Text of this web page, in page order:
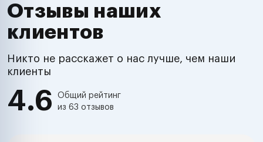
Отзывы наших
клиентов
Никто не расскажет о нас лучше, чем наши
клиенты
4.6
Общий рейтинг
из 63 отзывов